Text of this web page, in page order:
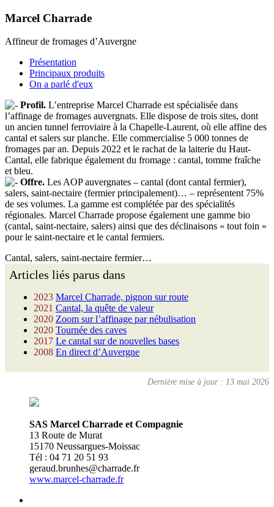
Marcel Charrade
Affineur de fromages d’Auvergne
Présentation
Principaux produits
On a parlé d'eux
Profil. L’entreprise Marcel Charrade est spécialisée dans
l’affinage de fromages auvergnats. Elle dispose de trois sites, dont
un ancien tunnel ferroviaire à la Chapelle-Laurent, où elle affine des
cantal et salers sur planche. Elle commercialise 5 000 tonnes de
fromages par an. Depuis 2022 et le rachat de la laiterie du Haut-
Cantal, elle fabrique également du fromage : cantal, tomme fraîche
et bleu.
Offre. Les AOP auvergnates – cantal (dont cantal fermier),
salers, saint-nectaire (fermier principalement)… – représentent 75%
de ses volumes. La gamme est complétée par des spécialités
régionales. Marcel Charrade propose également une gamme bio
(cantal, saint-nectaire, salers) ainsi que des déclinaisons « tout foin »
pour le saint-nectaire et le cantal fermiers.
Cantal, salers, saint-nectaire fermier…
Articles liés parus dans
2023 Marcel Charrade, pignon sur route
2021 Cantal, la quête de valeur
2020 Zoom sur l’affinage par nébulisation
2020 Tournée des caves
2017 Le cantal sur de nouvelles bases
2008 En direct d’Auvergne
Dernière mise à jour : 13 mai 2026
SAS Marcel Charrade et Compagnie
13 Route de Murat
15170 Neussargues-Moissac
Tél : 04 71 20 51 93
geraud.brunhes@charrade.fr
www.marcel-charrade.fr